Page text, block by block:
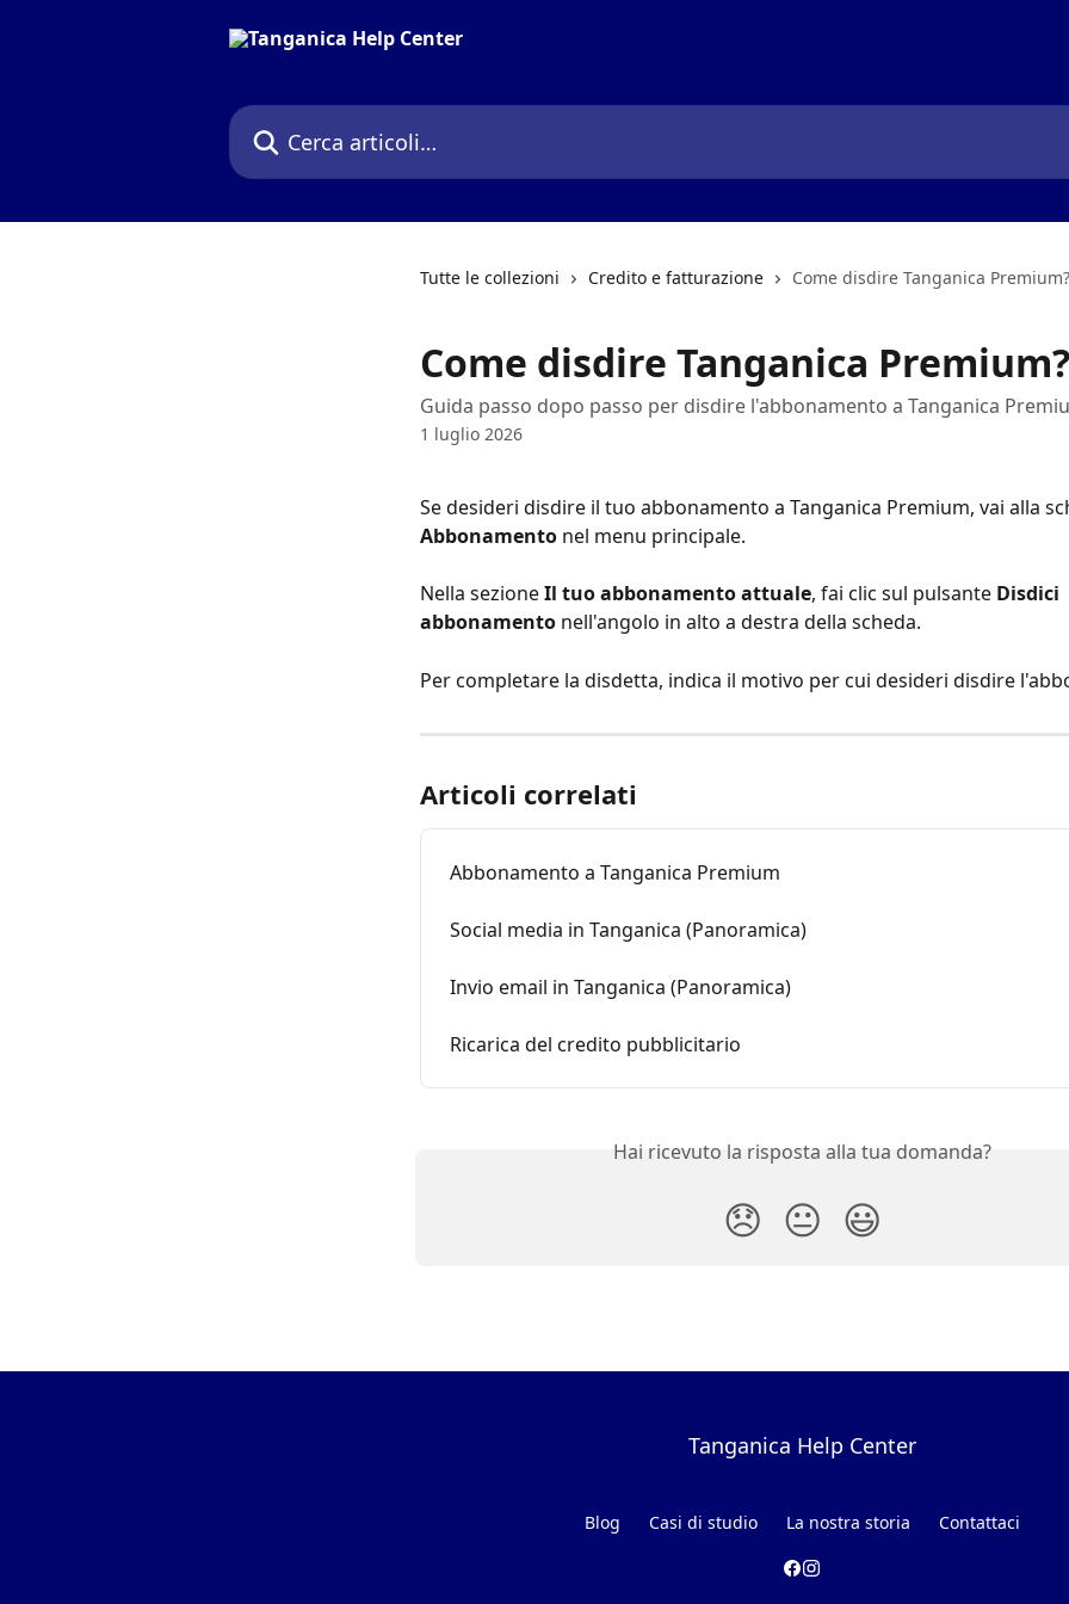
Cerca articoli…
Tutte le collezioni Credito e fatturazione Come disdire Tanganica Premium?
Come disdire Tanganica Premium?
Guida passo dopo passo per disdire l'abbonamento a Tanganica
1 luglio 2026
Se desideri disdire il tuo abbonamento a Tanganica Premium, vai alla
Abbonamento nel menu principale.
Nella sezione Il tuo abbonamento attuale, fai clic sul pulsante Disdici
abbonamento nell'angolo in alto a destra della scheda.
Per completare la disdetta, indica il motivo per cui desideri disdire
Articoli correlati
Abbonamento a Tanganica Premium
Social media in Tanganica (Panoramica)
Invio email in Tanganica (Panoramica)
Ricarica del credito pubblicitario
Hai ricevuto la risposta alla tua domanda?
😞 😐 😃
Tanganica Help Center
Blog Casi di studio La nostra storia Contattaci